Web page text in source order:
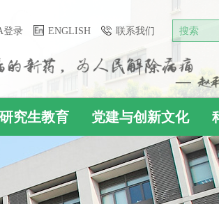
登录 ENGLISH 联系我们 搜索
研究生教育 党建与创新文化